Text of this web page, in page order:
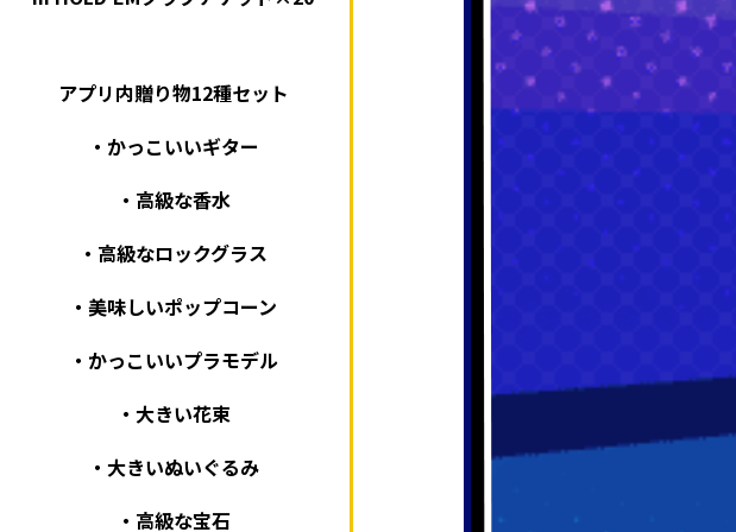
アプリ内贈り物12種セット
・かっこいいギター
・高級な香水
・高級なロックグラス
・美味しいポップコーン
・かっこいいプラモデル
・大きい花束
・大きいぬいぐるみ
・高級な宝石